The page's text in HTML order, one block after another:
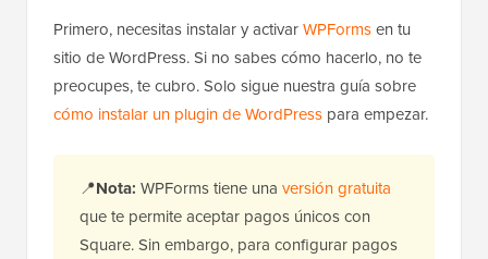
Primero, necesitas instalar y activarWPFormsen tu
sitio de WordPress. Si no sabes cómo hacerlo, no te
preocupes, te cubro. Solo sigue nuestra guía sobre
cómo instalar un plugin de WordPress para empezar.
📍Nota: WPForms tiene una versión gratuita
que te permite aceptar pagos únicos con
Square. Sin embargo, para configurar pagos